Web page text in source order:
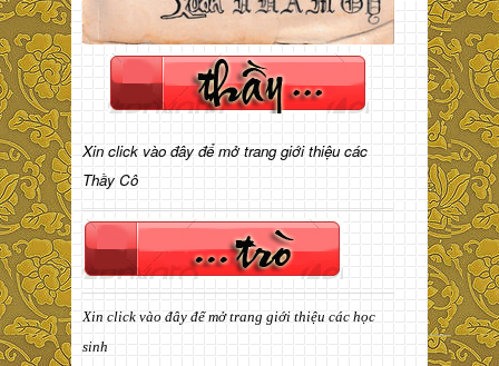
Xin click vào đây để mở trang giới thiệu các
Thầy Cô
Xin click vào đây để mở trang giới thiệu các học
sinh